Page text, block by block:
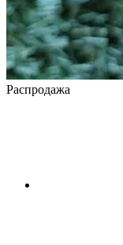
Распродажа